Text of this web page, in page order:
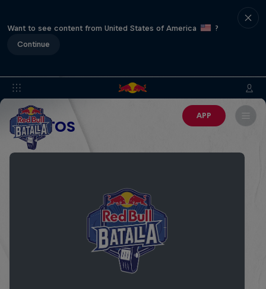
Want to see content from United States of America
?
Continue
APP
EVENTOS